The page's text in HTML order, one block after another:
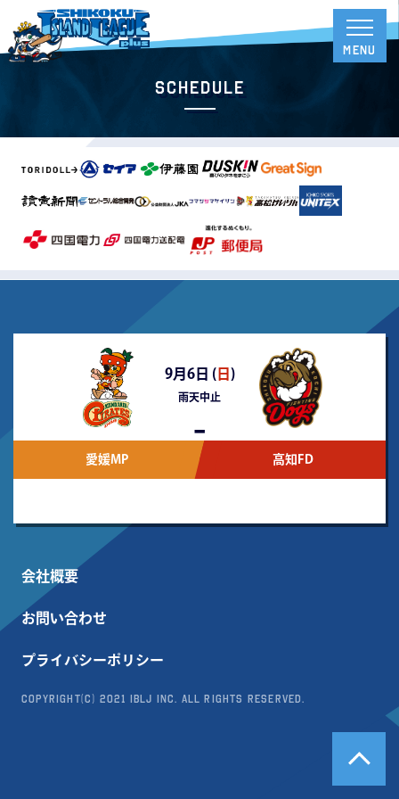
Schedule
9月6日 (日 )
雨天中止
-
愛媛MP 高知FD
会社概要
お問い合わせ
プライバシーポリシー
Copyright(c) 2021 IBLJ Inc. All Rights Reserved.